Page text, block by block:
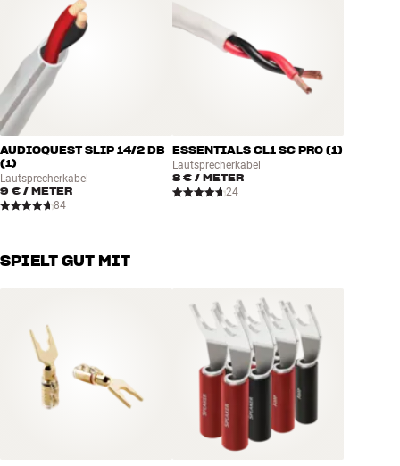
AUDIOQUEST SLIP 14/2 DB
(1)
Lautsprecherkabel
9 € / METER
84
ESSENTIALS CL1 SC PRO (1)
Lautsprecherkabel
8 €/ METER
24
SPIELT GUT MIT